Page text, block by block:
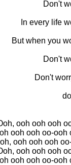
Don't
In every life
But when you
Don't
Don't
ooh ooh ooh
ooh ooh oo-ooh
ooh ooh ooh
ooh ooh ooh
ooh ooh oo-ooh